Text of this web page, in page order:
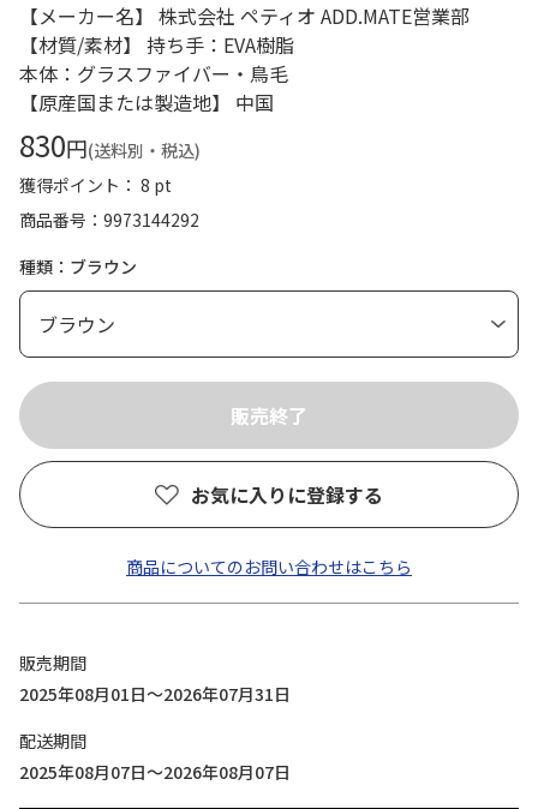
【メーカー名】 株式会社 ペティオ ADD.MATE営業部
【材質/素材】 持ち手：EVA樹脂
本体：グラスファイバー・鳥毛
【原産国または製造地】 中国
830円(送料別・税込)
獲得ポイント： 8 pt
商品番号
9973144292
種類：ブラウン
お気に入りに登録する
商品についてのお問い合わせはこちら
販売期間
2025年08月01日～2026年07月31日
配送期間
2025年08月07日～2026年08月07日